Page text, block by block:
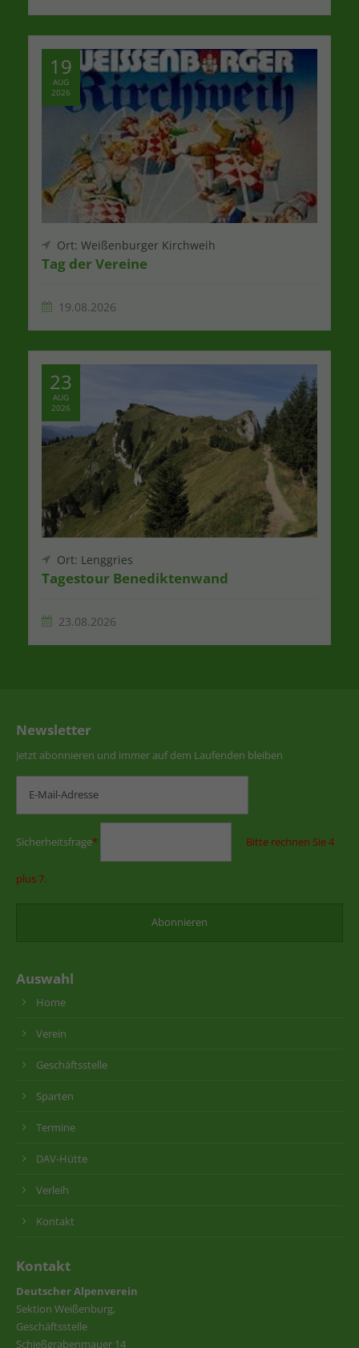
19
AUG
2026
Ort: Weißenburger Kirchweih
Tag der Vereine
19.08.2026
23
AUG
2026
Ort: Lenggries
Tagestour Benediktenwand
23.08.2026
Newsletter
Jetzt abonnieren und immer auf dem Laufenden bleiben
Sicherheitsfrage* Bitte rechnen Sie 4
plus 7.
Auswahl
Home
Verein
Geschäftsstelle
Sparten
Termine
DAV-Hütte
Verleih
Kontakt
Kontakt
Deutscher Alpenverein
Sektion Weißenburg,
Geschäftsstelle
Schießgrabenmauer 14